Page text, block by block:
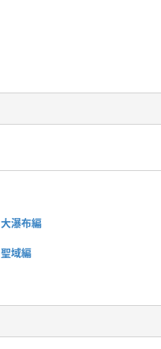
大瀑布編
聖域編